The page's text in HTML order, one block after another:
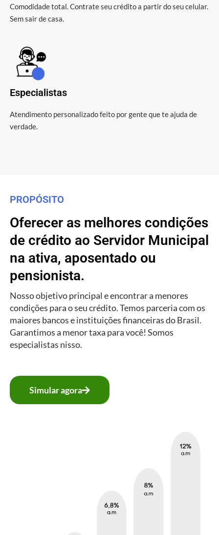
Comodidade total. Contrate seu crédito a partir do seu celular.
Sem sair de casa.
Especialistas
Atendimento personalizado feito por gente que te ajuda de
verdade.
PROPÓSITO
Oferecer as melhores condições
de crédito ao Servidor Municipal
na ativa, aposentado ou
pensionista.
Nosso objetivo principal e encontrar a menores
condições para o seu crédito. Temos parceria com os
maiores bancos e instituições financeiras do Brasil.
Garantimos a menor taxa para você! Somos
especialistas nisso.
Simular agora